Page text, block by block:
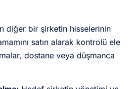
diğer bir şirketin hisselerinin
satın alarak kontrolü ele
dostane veya düşmanca